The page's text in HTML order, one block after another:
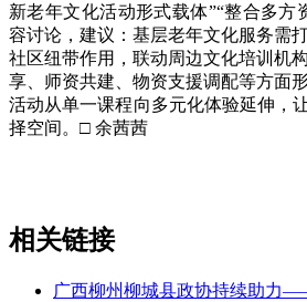
新老年文化活动形式载体”“整合多方
容讨论，建议：基层老年文化服务需
社区纽带作用，联动周边文化培训机
享、师资共建、物资支援调配等方面
活动从单一课程向多元化体验延伸，
择空间。□ 余茜茜
相关链接
广西柳州柳城县政协持续助力